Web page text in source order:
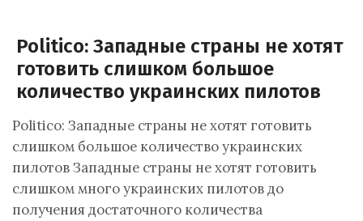
Politico: Западные страны не хотят
готовить слишком большое
количество украинских пилотов
Politico: Западные страны не хотят готовить
слишком большое количество украинских
пилотов Западные страны не хотят готовить
слишком много украинских пилотов до
получения достаточного количества